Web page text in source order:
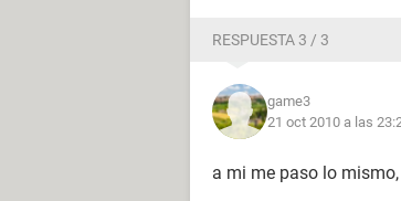
RESPUESTA 3 / 3
game3
21 oct 2010 a las
a mi me paso lo